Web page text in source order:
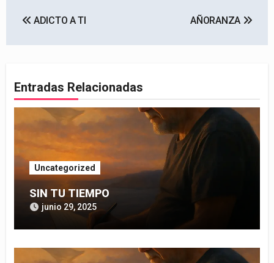
de ADICTO A TI AÑORANZA
Entradas Relacionadas
Uncategorized
SIN TU TIEMPO
junio 29, 2025